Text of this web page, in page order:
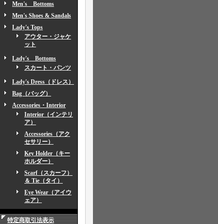
Men's Bottoms
Men's Shoes & Sandals
Lady's Tops
アウター・ジャケ
ット
Lady's Bottoms
スカート・パンツ
Lady's Dress（ドレス）
Bag（バッグ）
Accessories・Interior
Interior（インテリ
ア）
Accessories（アク
セサリー）
Key Holder（キー
ホルダー）
Scarf（スカーフ）
＆ Tie（タイ）
Eye Wear（アイウ
ェア）
特定商取引法表示